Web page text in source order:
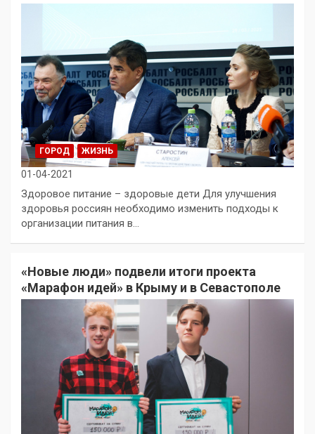
ГОРОД ЖИЗНЬ
01-04-2021
Здоровое питание – здоровые дети Для улучшения
здоровья россиян необходимо изменить подходы к
организации питания в…
«Новые люди» подвели итоги проекта
«Марафон идей» в Крыму и в Севастополе